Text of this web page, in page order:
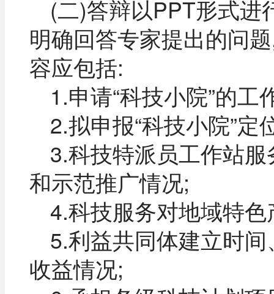
(二)答辩以PPT形式进
明确回答专家提出的问
容应包括:
1.申请“科技小院”的
2.拟申报“科技小院”定
3.科技特派员工作站
和示范推广情况;
4.科技服务对地域特
5.利益共同体建立时
收益情况;